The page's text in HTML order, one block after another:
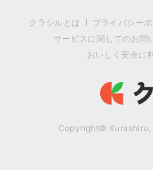
クラシルとは プライバシー
サービスに関してのお問
おいしく安全に
Copyright© Kurashiru,